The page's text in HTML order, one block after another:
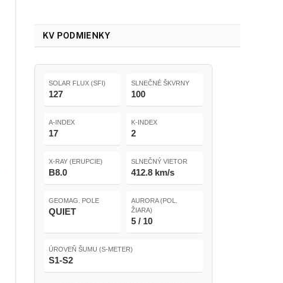
KV PODMIENKY
SOLAR FLUX (SFI)
127
SLNEČNÉ ŠKVRNY
100
A-INDEX
17
K-INDEX
2
X-RAY (ERUPCIE)
B8.0
SLNEČNÝ VIETOR
412.8 km/s
GEOMAG. POLE
QUIET
AURORA (POL.
ŽIARA)
5 / 10
ÚROVEŇ ŠUMU (S-METER)
S1-S2